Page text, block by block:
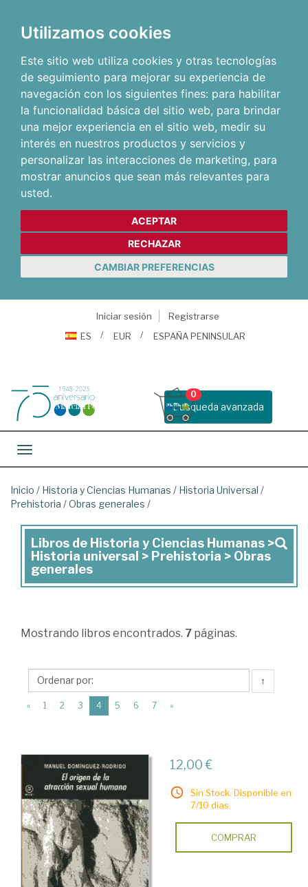
Utilizamos cookies
Este sitio web utiliza cookies y otras tecnologías
de seguimiento para mejorar su experiencia de
navegación con los siguientes fines: para habilitar
la funcionalidad básica del sitio web, para brindar
una mejor experiencia en el sitio web, medir su
interés en nuestros productos y servicios y
personalizar las interacciones de marketing, para
mostrar anuncios que sean más relevantes para
usted.
ACEPTAR
RECHAZAR
CAMBIAR PREFERENCIAS
Iniciar sesión
Registrarse
ES
EUR ESPAÑA PENINSULAR
Busqueda avanzada
0
Toggle navigation
Inicio / Historia y Ciencias Humanas / Historia Universal /
Prehistoria /Obras generales /
Libros
de
Historia
Ciencias
>
Historia
universal
Prehistoria
>
Obras
generales
Libros de Historia y Ciencias Humanas >
Historia universal > Prehistoria > Obras
generales
Mostrando libros encontrados. 7 páginas.
↑
« 1 2 3 4(current)
5 6 7 »
12,00 €
Sin Stock. Disponible en
7/10 días.
COMPRAR